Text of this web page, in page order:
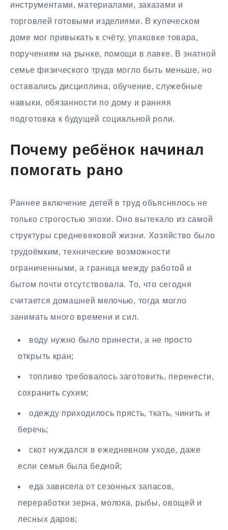
инструментами, материалами, заказами и
торговлей готовыми изделиями. В купеческом
доме мог привыкать к счёту, упаковке товара,
поручениям на рынке, помощи в лавке. В знатной
семье физического труда могло быть меньше, но
оставались дисциплина, обучение, служебные
навыки, обязанности по дому и ранняя
подготовка к будущей социальной роли.
Почему ребёнок начинал
помогать рано
Раннее включение детей в труд объяснялось не
только строгостью эпохи. Оно вытекало из самой
структуры средневековой жизни. Хозяйство было
трудоёмким, технические возможности
ограниченными, а граница между работой и
бытом почти отсутствовала. То, что сегодня
считается домашней мелочью, тогда могло
занимать много времени и сил.
воду нужно было принести, а не просто
открыть кран;
топливо требовалось заготовить, перенести,
сохранить сухим;
одежду приходилось прясть, ткать, чинить и
беречь;
скот нуждался в ежедневном уходе, даже
если семья была бедной;
еда зависела от сезонных запасов,
переработки зерна, молока, рыбы, овощей и
лесных даров;